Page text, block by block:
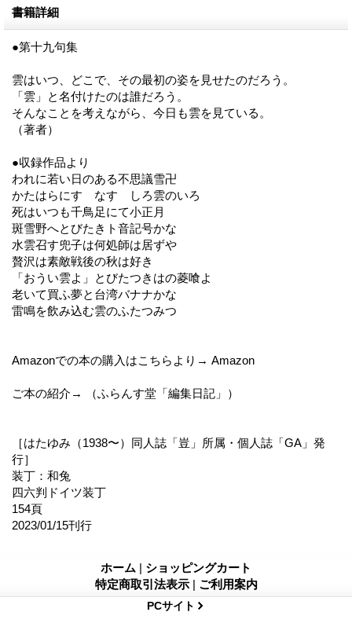
書籍詳細
●第十九句集
雲はいつ、どこで、その最初の姿を見せたのだろう。
「雲」と名付けたのは誰だろう。
そんなことを考えながら、今日も雲を見ている。
（著者）
●収録作品より
われに若い日のある不思議雪卍
かたはらにすゞなすゞしろ雲のいろ
死はいつも千鳥足にて小正月
斑雪野へとびたきト音記号かな
水雲召す兜子は何処師は居ずや
贅沢は素敵戦後の秋は好き
「おうい雲よ」とびたつきはの菱喰よ
老いて買ふ夢と台湾バナナかな
雷鳴を飲み込む雲のふたつみつ
Amazonでの本の購入はこちらより→ Amazon
ご本の紹介→ （ふらんす堂「編集日記」）
［はたゆみ（1938〜）同人誌「豈」所属・個人誌「GA」発
行］
装丁：和兔
四六判ドイツ装丁
154頁
2023/01/15刊行
ホーム | ショッピングカート
特定商取引法表示 | ご利用案内
PCサイト